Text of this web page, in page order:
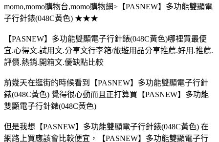
momo,momo購物台,momo購物網>【PASNEW】多功能雙顯電
子行針錶(048C黃色) ★★★
【PASNEW】多功能雙顯電子行針錶(048C黃色)哪裡買最便
宜.心得文.試用文.分享文行李箱/旅遊用品分享推薦.好用.推薦.
評價.熱銷.開箱文.優缺點比較
前幾天在逛街的時候看到【PASNEW】多功能雙顯電子行針
錶(048C黃色) 覺得很心動而且正打算買【PASNEW】多功能
雙顯電子行針錶(048C黃色)
但是我想【PASNEW】多功能雙顯電子行針錶(048C黃色) 在
網路上買應該會比較便宜，【PASNEW】多功能雙顯電子行